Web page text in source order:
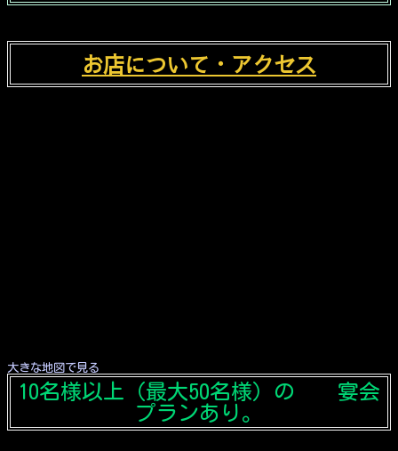
お店について・アクセス
大きな地図で見る
10名様以上（最大50名様）の 宴会
プランあり。